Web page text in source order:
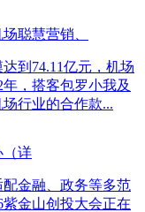
聪慧营销、
到74.11亿元，机场
，搭客包罗小我及
行业的合作款...
（详
金融、政务等多范
金山创投大会正在